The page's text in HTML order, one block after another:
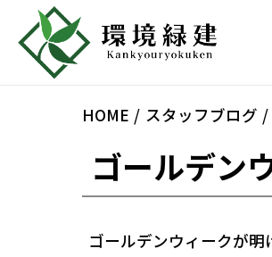
HOME スタッフブログ
ゴールデン
ゴールデンウィークが